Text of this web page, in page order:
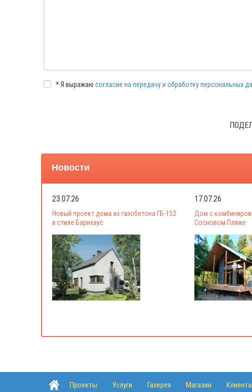
*Я выражаю согласие на передачу и обработку персональных
Новости
23.07.26
Новый проект дома из газобетона ГБ-152
в стиле Барнхаус
17.07.26
Дом с
Сосновом Пляже
Проекты Услуги Галерея Магазин